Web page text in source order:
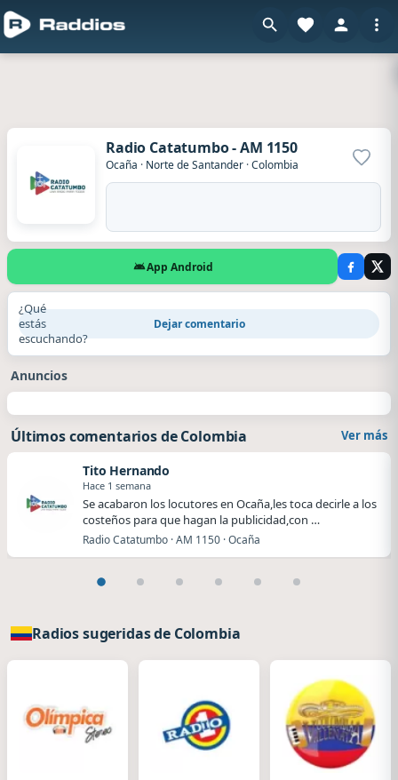
Radio Catatumbo - AM 1150
Ocaña · Norte de Santander ·Colombia
App Android
¿Qué
estás
escuchando?
Dejar comentario
Anuncios
Últimos comentarios de Colombia Ver más
Tito Hernando
Hace 1 semana
Se acabaron los locutores en Ocaña,les toca decirle a los
costeños para que hagan la publicidad,con …
Radio Catatumbo · AM 1150 · Ocaña
Radios sugeridas de Colombia